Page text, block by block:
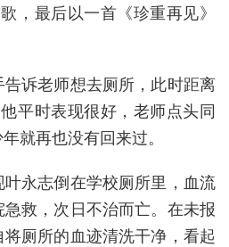
，最后以一首《珍重再见》
诉老师想去厕所，此时距离
平时表现很好，老师点头同
就再也没有回来过。
永志倒在学校厕所里，血流
救，次日不治而亡。在未报
厕所的血迹清洗干净，看起